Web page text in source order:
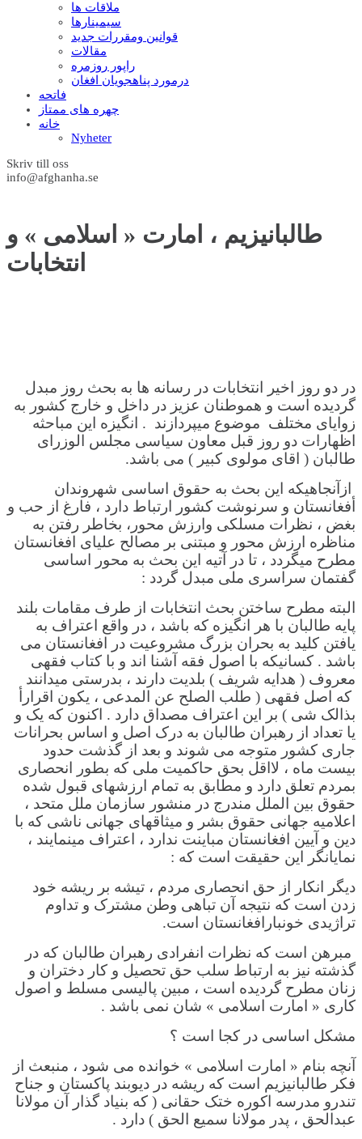
ملاقات ها
سيمينارها
قوانين ومقررات جديد
مقالات
راپور روزمره
درمورد پناهجويان افغان
فاتحه
چهره های ممتاز
خانه
Nyheter
Skriv till oss
info@afghanha.se
طالبانیزیم ، امارت « اسلامی » و
انتخابات
در دو روز اخیر انتخابات در رسانه ها به بحث روز مبدل
گردیده است و هموطنان عزیز در داخل و خارج کشور به
زوایای مختلف موضوع میپردازند . انگیزه این مباحثه
اظهارات دو روز قبل معاون سیاسی مجلس الوزرای
طالبان ( اقای مولوی کبیر ) می باشد.
ازآنجاهیکه این بحث به حقوق اساسی شهروندان
أفغانستان و سرنوشت کشور ارتباط دارد ، فارغ از حب و
بغض ، نظرات مسلکی وارزش محور، بخاطر رفتن به
مناظره ارزش محور و مبتنی بر مصالح علیای افغانستان
مطرح میگردد ، تا در آتیه این بحث به محور اساسی
گفتمان سراسری ملی مبدل گردد :
البته مطرح ساختن بحث انتخابات از طرف مقامات بلند
پایه طالبان با هر انگیزه که باشد ، در واقع اعتراف به
یافتن کلید به بحران بزرگ مشروعیت در افغانستان می
باشد . کسانیکه با اصول فقه آشنا اند و با کتاب فقهی
معروف ( هدایه شریف ) بلدیت دارند ، بدرستی میدانند
که اصل فقهی ( طلب الصلح عن المدعی ، یکون اقرارأ
بذالک شی ) بر این اعتراف مصداق دارد . اکنون که یک و
یا تعداد از رهبران طالبان به درک اصل و اساس بحرانات
جاری کشور متوجه می شوند و بعد از گذشت حدود
بیست ماه ، لااقل بحق حاکمیت ملی که بطور انحصاری
بمردم تعلق دارد و مطابق به تمام ارزشهای قبول شده
حقوق بین الملل مندرج در منشور سازمان ملل متحد ،
اعلامیه جهانی حقوق بشر و میثاقهای جهانی ناشی که با
دین و آیین افغانستان مباینت ندارد ، اعتراف مینمایند ،
نمایانگر این حقیقت است که :
دیگر انکار از حق انحصاری مردم ، تیشه بر ریشه خود
زدن است که نتیجه آن تباهی وطن مشترک و تداوم
تراژیدی خونبارافغانستان است.
مبرهن است که نظرات انفرادی رهبران طالبان که در
گذشته نیز به ارتباط سلب حق تحصیل و کار دختران و
زنان مطرح گردیده است ، مبین پالیسی مسلط و اصول
کاری « امارت اسلامی » شان نمی باشد .
مشکل اساسی در کجا است ؟
آنچه بنام « امارت اسلامی » خوانده می شود ، منبعث از
فکر طالبانیزیم است که ریشه در دیوبند پاکستان و جناح
تندرو مدرسه اکوره ختک حقانی ( که بنیاد گذار آن مولانا
عبدالحق ، پدر مولانا سمیع الحق ) دارد .